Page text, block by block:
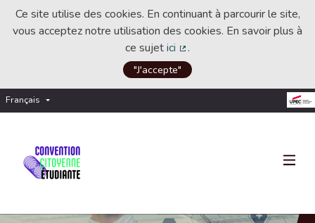
Ce site utilise des cookies. En continuant à parcourir le site,
vous acceptez notre utilisation des cookies. En savoir plus à
ce sujetici
(Lien externe)
.
"J'accepte"
Français Choisir la langue